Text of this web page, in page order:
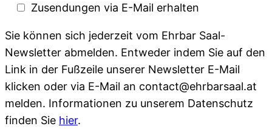
Zusendungen via E-Mail erhalten
Sie können sich jederzeit vom Ehrbar Saal-
Newsletter abmelden. Entweder indem Sie auf den
Link in der Fußzeile unserer Newsletter E-Mail
klicken oder via E-Mail an contact@ehrbarsaal.at
melden. Informationen zu unserem Datenschutz
finden Sie hier.